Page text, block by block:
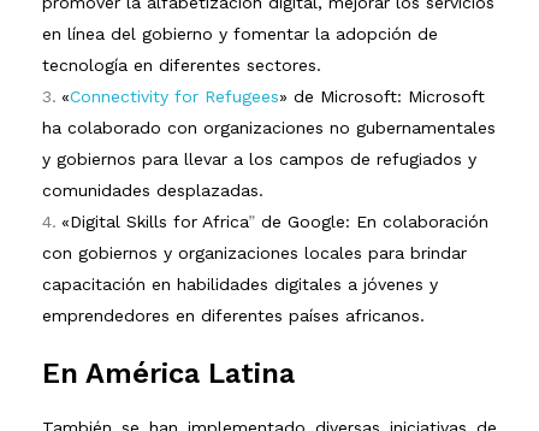
en línea del gobierno y fomentar la adopción de
tecnología en diferentes sectores.
«Connectivity for Refugees» de Microsoft: Microsoft
ha colaborado con organizaciones no gubernamentales
y gobiernos para llevar a los campos de refugiados y
comunidades desplazadas.
«Digital Skills for Africa” de Google: En colaboración
con gobiernos y organizaciones locales para brindar
capacitación en habilidades digitales a jóvenes y
emprendedores en diferentes países africanos.
En América Latina
También se han implementado diversas iniciativas de